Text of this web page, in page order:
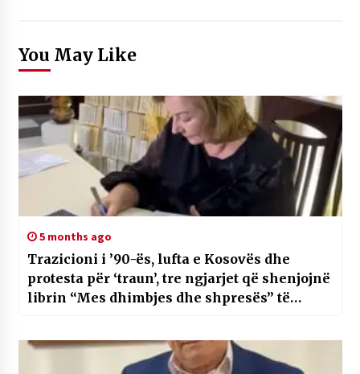
You May Like
5 months ago
Trazicioni i ’90-ës, lufta e Kosovës dhe
protesta për ‘traun’, tre ngjarjet që shenjojnë
librin “Mes dhimbjes dhe shpresës” të